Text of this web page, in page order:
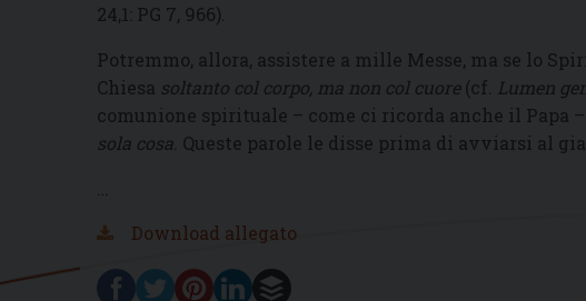
24,1: PG 7, 966).
Potremmo, allora, assistere a mille Messe, ma se lo
Chiesa soltanto col corpo, ma non col cuore(cf. Lumen
comunione spirituale – come ci ricorda anche il Papa –
sola cosa . Queste parole le disse prima di avviarsi al
Download allegato